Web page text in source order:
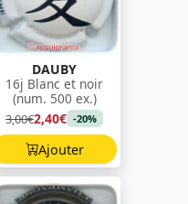
DAUBY
16j Blanc et noir
(num. 500 ex.)
3,00€2,40€ -20%
Ajouter